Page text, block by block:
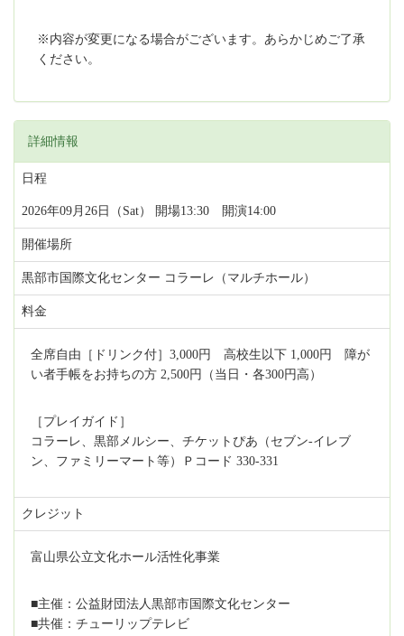
※内容が変更になる場合がございます。あらかじめご了承
ください。
詳細情報
日程
2026年09月26日（Sat） 開場13:30 開演14:00
開催場所
黒部市国際文化センター コラーレ（マルチホール）
料金
全席自由［ドリンク付］3,000円 高校生以下 1,000円 障が
い者手帳をお持ちの方 2,500円（当日・各300円高）
［プレイガイド］
コラーレ、黒部メルシー、チケットぴあ（セブン-イレブ
ン、ファミリーマート等）Ｐコード 330-331
クレジット
富山県公立文化ホール活性化事業
■主催：公益財団法人黒部市国際文化センター
■共催：チューリップテレビ